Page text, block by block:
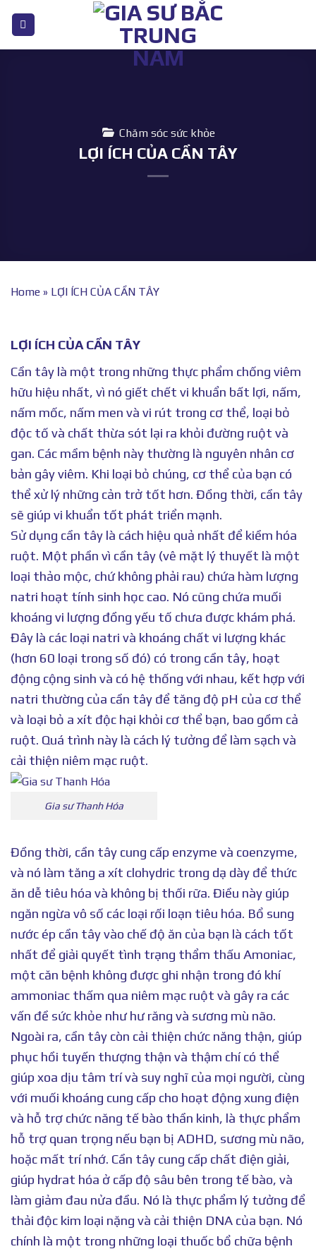
nội
Chăm sóc sức khỏe
LỢI ÍCH CỦA CẦN TÂY
Home » LỢI ÍCH CỦA CẦN TÂY
LỢI ÍCH CỦA CẦN TÂY
Cần tây là một trong những thực phẩm chống viêm
hữu hiệu nhất, vì nó giết chết vi khuẩn bất lợi, nấm,
nấm mốc, nấm men và vi rút trong cơ thể, loại bỏ
độc tố và chất thừa sót lại ra khỏi đường ruột và
gan. Các mầm bệnh này thường là nguyên nhân cơ
bản gây viêm. Khi loại bỏ chúng, cơ thể của bạn có
thể xử lý những cản trở tốt hơn. Đồng thời, cần tây
sẽ giúp vi khuẩn tốt phát triển mạnh.
Sử dụng cần tây là cách hiệu quả nhất để kiềm hóa
ruột. Một phần vì cần tây (vê mặt lý thuyết là một
loại thảo mộc, chứ không phải rau) chứa hàm lượng
natri hoạt tính sinh học cao. Nó cũng chứa muối
khoáng vi lượng đồng yếu tố chưa được khám phá.
Đây là các loại natri và khoáng chất vi lượng khác
(hơn 60 loại trong số đó) có trong cần tây, hoạt
động cộng sinh và có hệ thống với nhau, kết hợp với
natri thường của cần tây để tăng độ pH của cơ thể
và loại bỏ a xít độc hại khỏi cơ thể bạn, bao gồm cả
ruột. Quá trình này là cách lý tưởng để làm sạch và
cải thiện niêm mạc ruột.
Gia sư Thanh Hóa
Đồng thời, cần tây cung cấp enzyme và coenzyme,
và nó làm tăng a xít clohydric trong dạ dày để thức
ăn dễ tiêu hóa và không bị thối rữa. Điều này giúp
ngăn ngừa vô số các loại rối loạn tiêu hóa. Bổ sung
nước ép cần tây vào chế độ ăn của bạn là cách tốt
nhất để giải quyết tình trạng thẩm thấu Amoniac,
một căn bệnh không được ghi nhận trong đó khí
ammoniac thấm qua niêm mạc ruột và gây ra các
vấn đề sức khỏe như hư răng và sương mù não.
Ngoài ra, cần tây còn cải thiện chức năng thận, giúp
phục hồi tuyến thượng thận và thậm chí có thể
giúp xoa dịu tâm trí và suy nghĩ của mọi người, cùng
với muối khoáng cung cấp cho hoạt động xung điện
và hỗ trợ chức năng tế bào thần kinh, là thực phẩm
hỗ trợ quan trọng nếu bạn bị ADHD, sương mù não,
hoặc mất trí nhớ. Cần tây cung cấp chất điện giải,
giúp hydrat hóa ở cấp độ sâu bên trong tế bào, và
làm giảm đau nửa đầu. Nó là thực phẩm lý tưởng để
thải độc kim loại nặng và cải thiện DNA của bạn. Nó
chính là một trong những loại thuốc bổ chữa bệnh